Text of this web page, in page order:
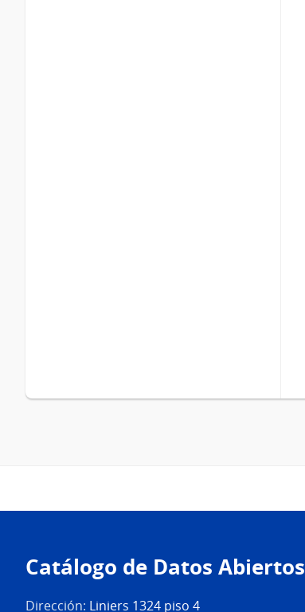
de
página
Catálogo de Datos Abiertos
Dirección: Liniers 1324 piso 4